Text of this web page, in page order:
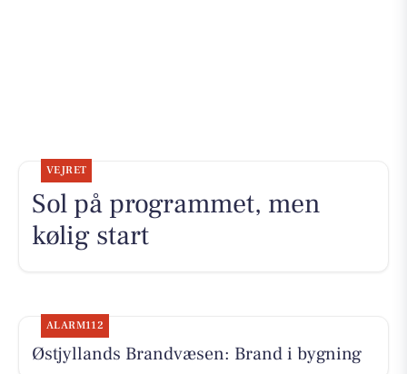
VEJRET
Sol på programmet, men
kølig start
ALARM112
Østjyllands Brandvæsen: Brand i bygning